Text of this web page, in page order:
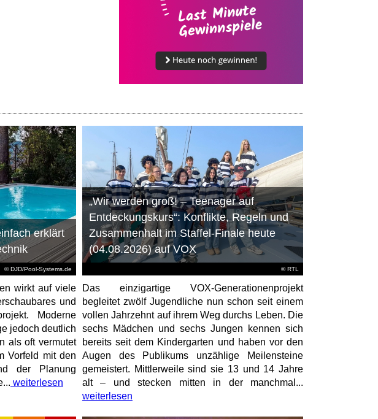
© DJD/Pool-Systems.de
erklärt
wirkt auf viele
und
Moderne
jedoch deutlich
als oft vermutet
Vorfeld mit den
der Planung
weiterlesen
© RTL
„Wir werden groß! – Teenager auf
Entdeckungskurs“: Konflikte, Regeln und
Zusammenhalt im Staffel-Finale heute
(04.08.2026) auf VOX
Das einzigartige VOX-Generationenprojekt
begleitet zwölf Jugendliche nun schon seit einem
vollen Jahrzehnt auf ihrem Weg durchs Leben. Die
sechs Mädchen und sechs Jungen kennen sich
bereits seit dem Kindergarten und haben vor den
Augen des Publikums unzählige Meilensteine
gemeistert. Mittlerweile sind sie 13 und 14 Jahre
alt – und stecken mitten in der manchmal...
weiterlesen